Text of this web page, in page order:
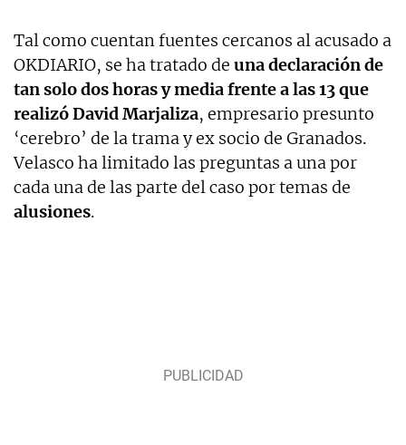
Tal como cuentan fuentes cercanos al acusado a
OKDIARIO, se ha tratado de una declaración de
tan solo dos horas y media frente a las 13 que
realizó David Marjaliza, empresario presunto
‘cerebro’ de la trama y ex socio de Granados.
Velasco ha limitado las preguntas a una por
cada una de las parte del caso por temas de
alusiones.